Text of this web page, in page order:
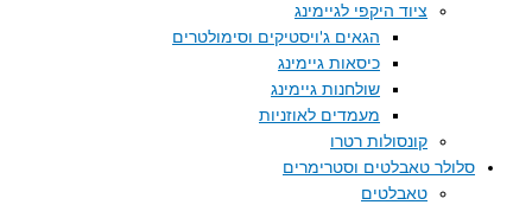
ציוד היקפי לגיימינג
הגאים ג'ויסטיקים וסימולטרים
כיסאות גיימינג
שולחנות גיימינג
מעמדים לאוזניות
קונסולות רטרו
סלולר טאבלטים וסטרימרים
טאבלטים